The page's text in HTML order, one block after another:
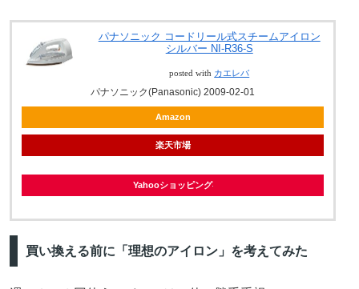
パナソニック コードリール式スチームアイロン
シルバー NI-R36-S
posted with カエレバ
パナソニック(Panasonic) 2009-02-01
Amazon
楽天市場
Yahooショッピング
買い換える前に「理想のアイロン」を考えてみた